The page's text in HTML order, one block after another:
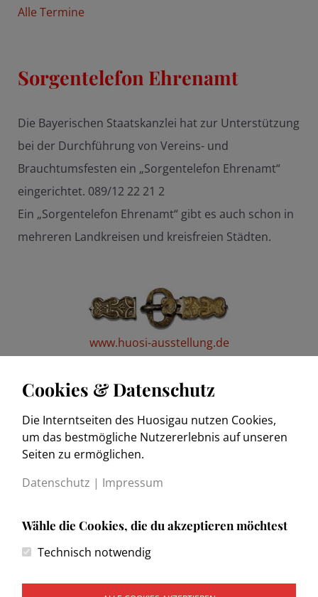
Alle Termine
Sorgentelefon Ehrenamt
Die Bayerischen Staatskanzlei hat zur Unterstützung
bei der Durchführung von Vereins- und
Brauchtumsfesten ein „Sorgentelefon Ehrenamt“
eingerichtet. 089/12 22 21 2
Ein „Sorgentelefon Ehrenamt“ gibt es auch schon in
mehreren Landkreisen und kreisfreien Städten.
www.huosi-ausstellung.de
www.trachtenkulturmuseum.de
Impressum
Datenschutzerklärung
Cookies & Datenschutz
Die Interntseiten des Huosigau nutzen Cookies,
um das bestmögliche Nutzererlebnis auf unseren
Seiten zu ermöglichen.
Datenschutz | Impressum
Wähle die Cookies, die du akzeptieren möchtest
Technisch notwendig